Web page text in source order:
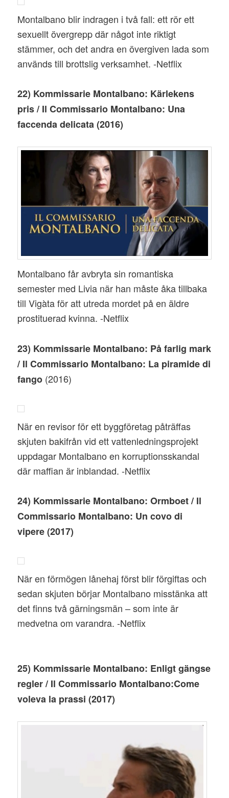
Montalbano blir indragen i två fall: ett rör ett
sexuellt övergrepp där något inte riktigt
stämmer, och det andra en övergiven lada som
används till brottslig verksamhet. -Netflix
22) Kommissarie Montalbano: Kärlekens
pris / Il Commissario Montalbano: Una
faccenda delicata (2016)
Montalbano får avbryta sin romantiska
semester med Livia när han måste åka tillbaka
till Vigàta för att utreda mordet på en äldre
prostituerad kvinna. -Netflix
23) Kommissarie Montalbano: På farlig mark
/ Il Commissario Montalbano: La piramide di
fango (2016)
När en revisor för ett byggföretag påträffas
skjuten bakifrån vid ett vattenledningsprojekt
uppdagar Montalbano en korruptionsskandal
där maffian är inblandad. -Netflix
24) Kommissarie Montalbano: Ormboet / Il
Commissario Montalbano: Un covo di
vipere (2017)
När en förmögen lånehaj först blir förgiftas och
sedan skjuten börjar Montalbano misstänka att
det finns två gärningsmän – som inte är
medvetna om varandra. -Netflix
25) Kommissarie Montalbano: Enligt gängse
regler / Il Commissario Montalbano:Come
voleva la prassi (2017)